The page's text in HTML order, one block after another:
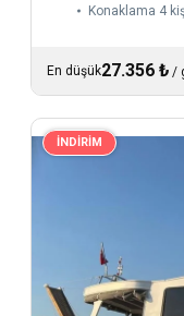
Konaklama 4
En düşük27.356 ₺ /
İNDİRİM